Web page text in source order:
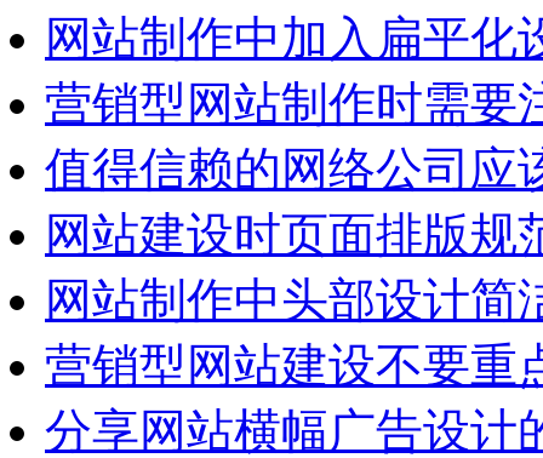
网站制作中加入扁平化
营销型网站制作时需要
值得信赖的网络公司应
网站建设时页面排版规
网站制作中头部设计简
营销型网站建设不要重
分享网站横幅广告设计